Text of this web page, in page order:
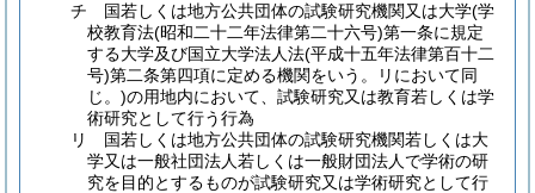
チ 国若しくは地方公共団体の試験研究機関又は大学(学
校教育法(昭和二十二年法律第二十六号)第一条に規定
する大学及び国立大学法人法(平成十五年法律第百十二
号)第二条第四項に定める機関をいう。リにおいて同
じ。)の用地内において、試験研究又は教育若しくは学
術研究として行う行為
リ 国若しくは地方公共団体の試験研究機関若しくは大
学又は一般社団法人若しくは一般財団法人で学術の研
究を目的とするものが試験研究又は学術研究として行